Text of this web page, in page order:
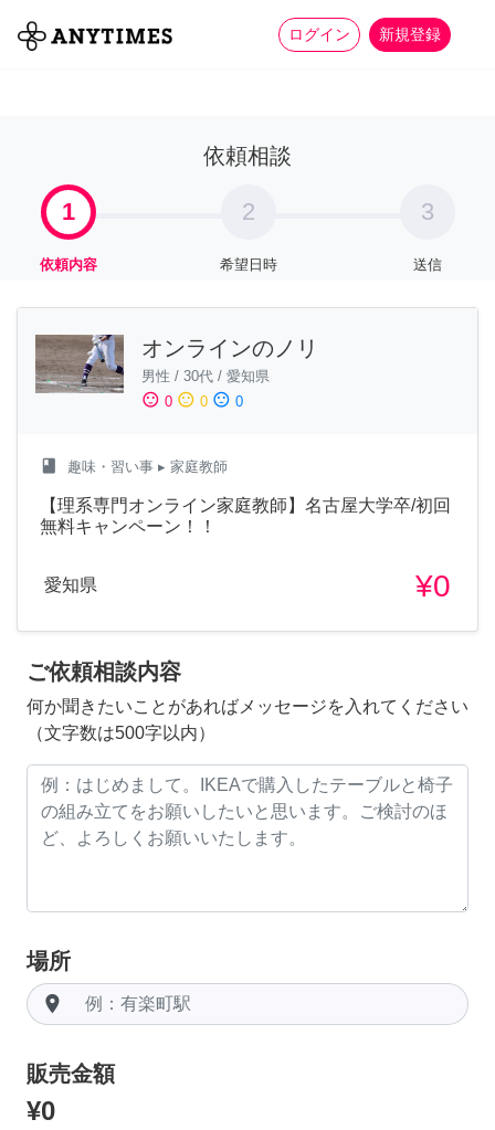
ログイン 新規登録
全て 家事 more_horiz
依頼相談
1
依頼内容
2
希望日時
3
送信
オンラインのノリ
男性 / 30代 / 愛知県
sentiment_satisfied 0 sentiment_neutral 0 sentiment_dissatisfied 0
class 趣味・習い事 ▸ 家庭教師
【理系専門オンライン家庭教師】名古屋大学卒/初回
無料キャンペーン！！
愛知県 ¥0
ご依頼相談内容
何か聞きたいことがあればメッセージを入れてください
（文字数は500字以内）
場所
room
販売金額
¥0